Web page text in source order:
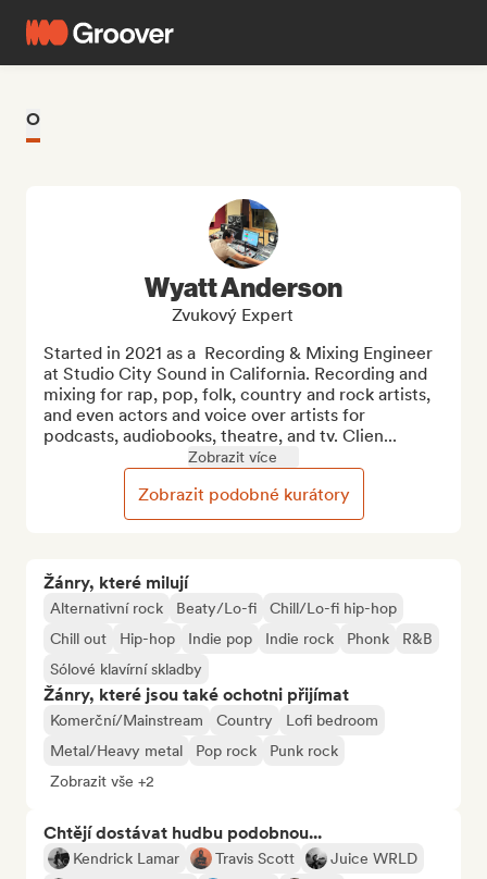
O
Žánry, které milují
Alternativní rock Beaty/Lo-fi
Chill/Lo-fi hip-hop
Chill out
Hip-hop Indie pop Indie rock Phonk
R&B
Sólové klavírní skladby
Žánry, které jsou také ochotni přijímat
Komerční/Mainstream Country
Lofi bedroom
Metal/Heavy metal
Pop rock
Punk rock
Zobrazit vše +2
Chtějí dostávat hudbu podobnou...
Kendrick Lamar Travis Scott
Juice WRLD
Wyatt Anderson
Zvukový Expert
Started in 2021 as a  Recording & Mixing Engineer
at Studio City Sound in California. Recording and
mixing for rap, pop, folk, country and rock artists,
and even actors and voice over artists for
podcasts, audiobooks, theatre, and tv. Clien...
Zobrazit více
Zobrazit podobné kurátory